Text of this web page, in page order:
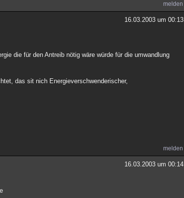
melden
16.03.2003 um 00:13
die für den Antreib nötig wäre würde für die umwandlung
das sit nich Energieverschwenderischer,
melden
16.03.2003 um 00:14